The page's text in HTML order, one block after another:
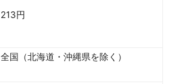
213円
全国（北海道・沖縄県を除く）